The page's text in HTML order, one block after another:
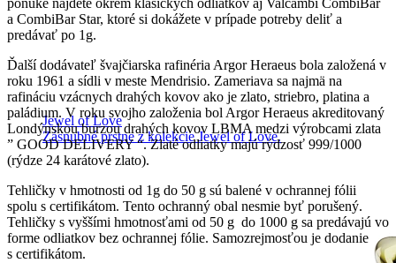
Jewel of Love
Zásnubné prstne z kolekcie Jewel of Love.
a CombiBar Star, ktoré si dokážete v prípade potreby deliť a
predávať po 1g.
Ďalší dodávateľ švajčiarska rafinéria Argor Heraeus bola založená v
roku 1961 a sídli v meste Mendrisio. Zameriava sa najmä na
rafináciu vzácnych drahých kovov ako je zlato, striebro, platina a
paládium. V roku svojho založenia bol Argor Heraeus akreditovaný
Londýnskou burzou drahých kovov LBMA medzi výrobcami zlata
” GOOD DELIVERY “. Zlaté odliatky majú rýdzosť 999/1000
(rýdze 24 karátové zlato).
Tehličky v hmotnosti od 1g do 50 g sú balené v ochrannej fólii
spolu s certifikátom. Tento ochranný obal nesmie byť porušený.
Tehličky s vyššími hmotnosťami od 50 g do 1000 g sa predávajú vo
forme odliatkov bez ochrannej fólie. Samozrejmosťou je dodanie
s certifikátom.